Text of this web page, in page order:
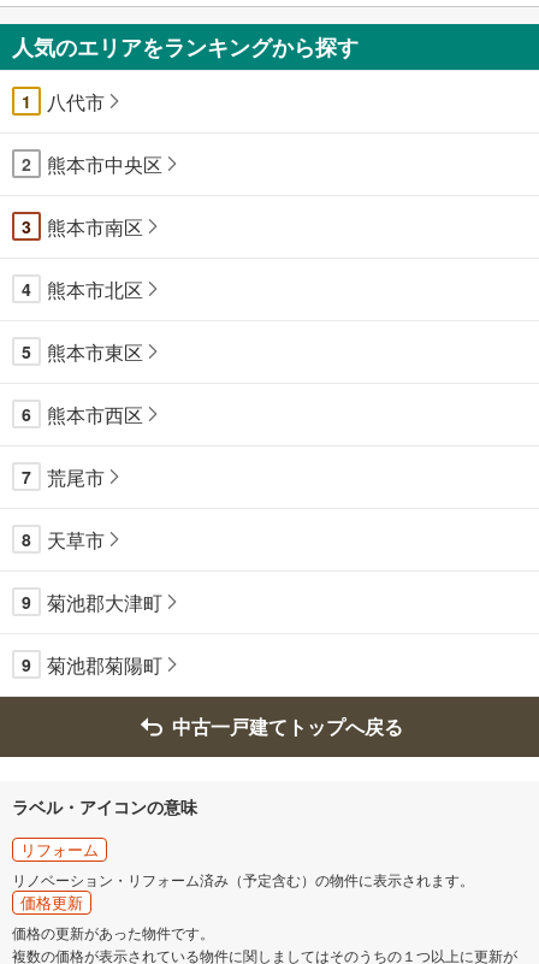
人気のエリアをランキングから探す
1 八代市
2 熊本市中央区
3 熊本市南区
4 熊本市北区
5 熊本市東区
6 熊本市西区
7 荒尾市
8 天草市
9 菊池郡大津町
9 菊池郡菊陽町
中古一戸建てトップへ戻る
ラベル・アイコンの意味
リフォーム
リノベーション・リフォーム済み（予定含む）の物件に表示されます。
価格更新
価格の更新があった物件です。
複数の価格が表示されている物件に関しましてはそのうちの１つ以上に更新が